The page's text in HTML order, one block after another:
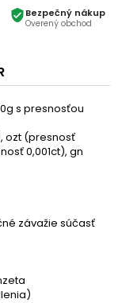
verified_userBezpečný nákup
Overený obchod
s presnosťou
ozt (presnosť
0,001ct), gn
závažie súčasť